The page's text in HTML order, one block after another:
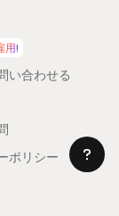
用!
い合わせる
ポリシー